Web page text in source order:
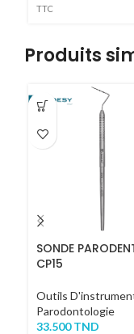
TTC
Produits
SONDE
CP15
Outils
Parodontologie
33.500TND